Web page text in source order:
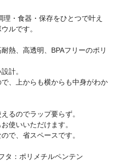
理・食器・保存をひとつで叶え
ルです。
熱、高透明、BPAフリーのポリ
計。
、上からも横からも中身がわか
るのでラップ要らず。
使いいただけます。
で、省スペースです。
タ：ポリメチルペンテン